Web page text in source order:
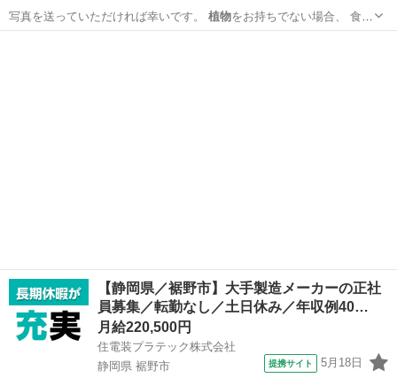
写真を送っていただければ幸いです。 植物をお持ちでない場合、 食べ
てない玄米や…
【静岡県／裾野市】大手製造メーカーの正社
員募集／転勤なし／土日休み／年収例40…
月給220,500円
住電装プラテック株式会社
静岡県 裾野市
提携サイト 5月18日